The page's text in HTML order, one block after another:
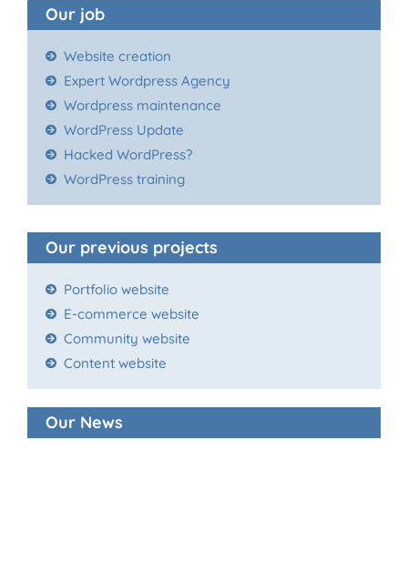
Our job
Website creation
Expert Wordpress Agency
Wordpress maintenance
WordPress Update
Hacked WordPress?
WordPress training
Our previous projects
Portfolio website
E-commerce website
Community website
Content website
Our News